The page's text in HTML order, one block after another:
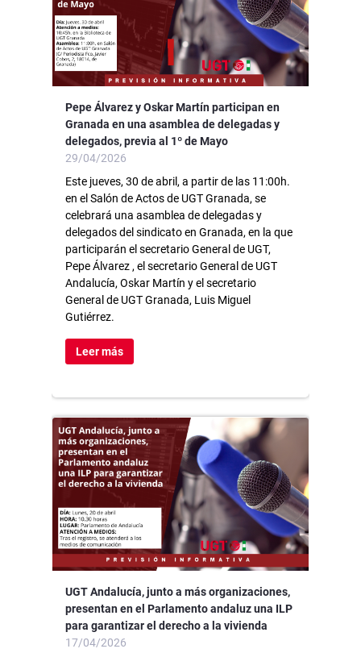
Pepe Álvarez y Oskar Martín participan en
Granada en una asamblea de delegadas y
delegados, previa al 1º de Mayo
29/04/2026
Este jueves, 30 de abril, a partir de las 11:00h.
en el Salón de Actos de UGT Granada, se
celebrará una asamblea de delegadas y
delegados del sindicato en Granada, en la que
participarán el secretario General de UGT,
Pepe Álvarez , el secretario General de UGT
Andalucía, Oskar Martín y el secretario
General de UGT Granada, Luis Miguel
Gutiérrez.
Leer más
UGT Andalucía, junto a más organizaciones,
presentan en el Parlamento andaluz una ILP
para garantizar el derecho a la vivienda
17/04/2026